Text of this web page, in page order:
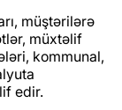
müştərilərə
müxtəlif
kommunal,
edir.